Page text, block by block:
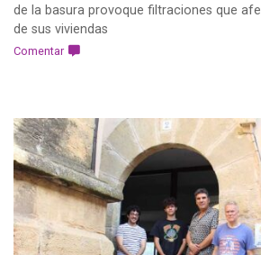
de la basura provoque filtraciones que
de sus viviendas
Comentar